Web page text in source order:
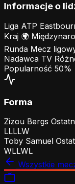
Informacje o
Liga ATP
Kraj 🌍
Runda Mecz
Nadawca TV
Popularność 50%
Forma
Zizou Bergs
LLLLW
Toby Samuel
WLLWL
Wszystkie